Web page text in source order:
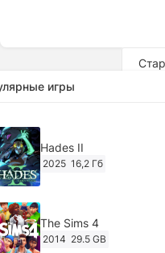
игры
Hades II
2025 16,2 Гб
The Sims 4
2014 29.5 GB